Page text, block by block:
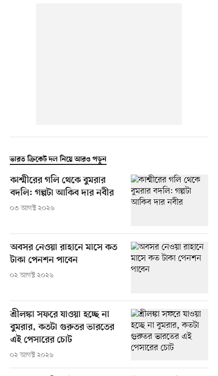
ভারত ক্রিকেট দল নিয়ে আরও পড়ুন
কাশ্মীরের গলি থেকে বুমরার
বদলি: গল্পটা আকিব দার নবীর
০৩ আগস্ট ২০২৬
অবসর নেওয়া রাহানে মাসে কত
টাকা পেনশন পাবেন
০২ আগস্ট ২০২৬
শ্রীলঙ্কা সফরে যাওয়া হচ্ছে না
বুমরার, কতটা গুরুতর ভারতের
এই পেসারের চোট
০২ আগস্ট ২০২৬